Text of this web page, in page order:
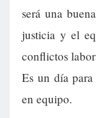
será una
justicia y el
conflictos
Es un día
en equipo.